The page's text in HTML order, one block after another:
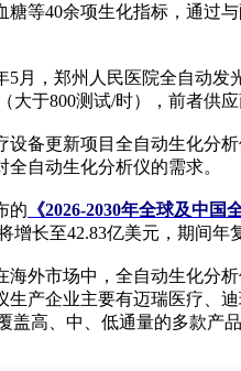
糖等40余项生化指标，通过
，郑州人民医院全自动发
大于800测试/时），前者供
更新项目全自动生化分析
自动生化分析仪的需求。
的 《2026-2030年全球及中
增长至42.83亿美元，期间年
海外市场中，全自动生化分析
产企业主要有迈瑞医疗、
盖高、中、低通量的多款产品